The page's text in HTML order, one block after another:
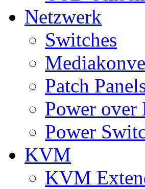
Netzwerk
Switches
Patch
Power over
Power
KVM
KVM